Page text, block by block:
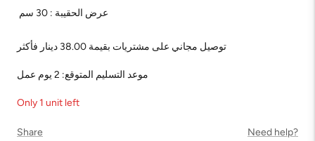
عرض الحقيبة : 30 سم
توصيل مجاني على مشتريات بقيمة 38.00 دينار فأكثر
Only 1 unit left
Share Need help?